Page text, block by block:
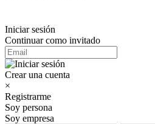
Iniciar sesión
Continuar como invitado
Crear una cuenta
×
Registrarme
Soy persona
Soy empresa